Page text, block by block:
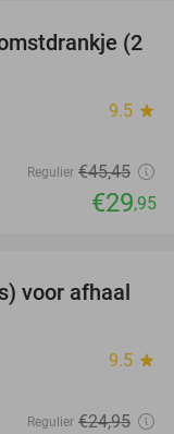
34%
(2
9.5 star
Regulier €45,45
€29,95
48%
voor afhaal
9.5 star
Regulier €24,95